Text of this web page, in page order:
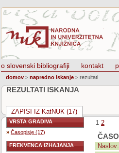
o slovenski bibliografiji kontakt
domov > napredno iskanje > rezultati
REZULTATI ISKANJA
ZAPISI IZ KatNUK (17)
VRSTA GRADIVA
» Časopisje (17)
FREKVENCA IZHAJANJA
1 2
Naslov: